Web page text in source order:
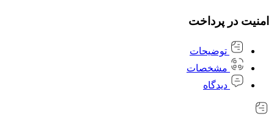
امنیت در پرداخت
توضیحات
مشخصات
دیدگاه